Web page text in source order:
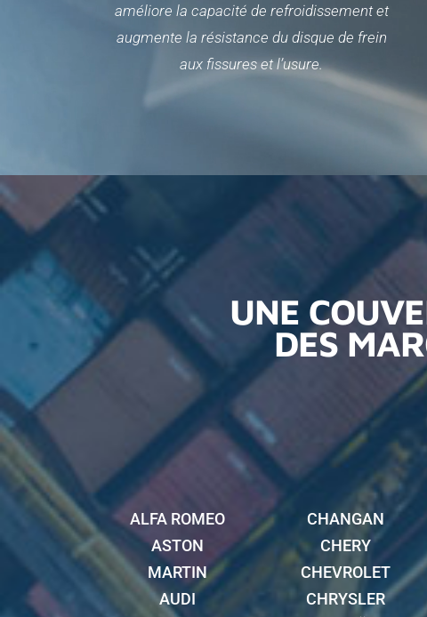
améliore la capacité de refroidissement et
augmente la résistance du disque de frein
aux fissures et l’usure.
UNE
DES
ALFA ROMEO
ASTON
MARTIN
AUDI
CHANGAN
CHERY
CHEVROLET
CHRYSLER